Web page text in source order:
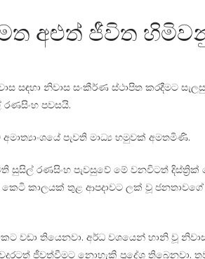
අළුත් ජීවිත
සඳහා නිවාස සංකීර්ණ ස්ථාපිත කරදීමට
පවසයි.
පැවති මාධ්‍ය හමුවක් අමතමිණි.
සුසිල් රණසිංහ පැවසුවේ මේ වනවිටත්
කාලයක් තුළ ආපදාවට ලක් වූ
වඩා තියෙනවා. අර්ධ වශයෙන් හානි වූ
ජීවත්වීමට නොහැකි ප්‍රදේශ තිබෙනවා.